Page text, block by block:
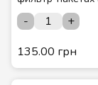
(20 шт./уп.) ТМ
вкусов"
-
+
135.00 грн